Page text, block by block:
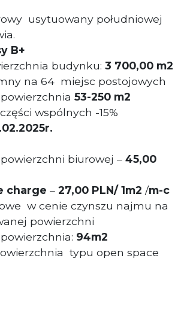
usytuowany południowej
B+
budynku: 3 700,00 m2
na 64 miejsc postojowych
53-250 m2
wspólnych -15%
biurowej – 45,00
charge – 27,00 PLN/ 1m2 /m-c
w cenie czynszu najmu na
powierzchni
94m2
typu open space